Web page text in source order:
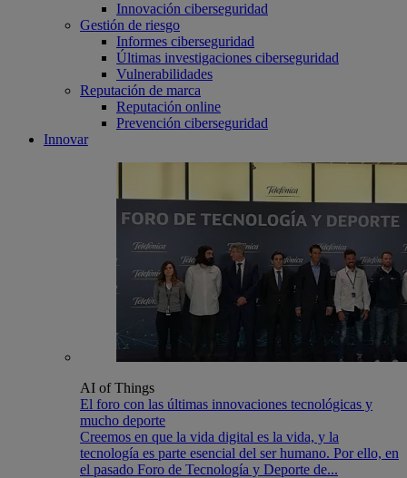
Innovación ciberseguridad
Gestión de riesgo
Informes ciberseguridad
Últimas investigaciones ciberseguridad
Vulnerabilidades
Reputación de marca
Reputación online
Prevención ciberseguridad
Innovar
AI of Things
El foro con las últimas innovaciones tecnológicas y
mucho deporte
Creemos en que la vida digital es la vida, y la
tecnología es parte esencial del ser humano. Por ello, en
el pasado Foro de Tecnología y Deporte de...